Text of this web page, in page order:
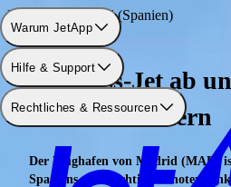
Warum JetApp
Hilfe & Support
Rechtliches & Ressourcen
Flughafen: Madrid (Spanien)
Business-Jet ab
Madrid chartern
Der Flughafen von Madrid (MAD)
Spaniens und wichtiger